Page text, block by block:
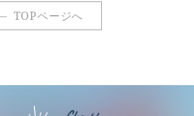
TOPページへ